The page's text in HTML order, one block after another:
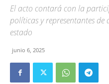
El acto contará con la
políticas y representantes
estado
junio 6, 2025